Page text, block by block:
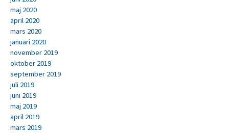
maj 2020
april 2020
mars 2020
januari 2020
november 2019
oktober 2019
september 2019
juli 2019
juni 2019
maj 2019
april 2019
mars 2019